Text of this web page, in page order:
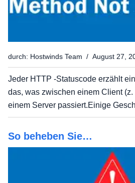
durch: Hostwinds Team / August 27,
Jeder HTTP -Statuscode erzählt
das, was zwischen einem Client
einem Server passiert.Einige
200 bedeutet Erfolg, 404 bedeutet,
existiert.Aber wenn Sie die 405 -
So beheben Sie
für Benutzer und Site -